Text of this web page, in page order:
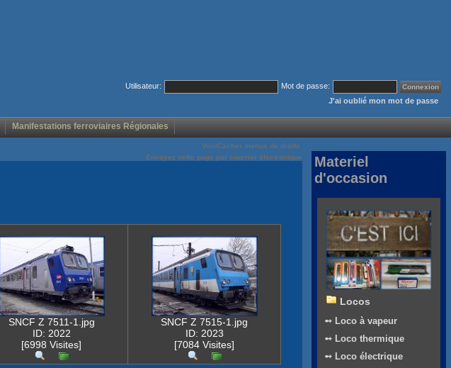
Utilisateur:
Mot de passe:
J'ai oublié mon mot de passe
Manifestations ferroviaires Régionales
Voir/Cacher menus de droite
Envoyez cette page par courrier électronique
SNCF Z 7511-1.jpg
ID: 2022
[6998 Visites]
SNCF Z 7515-1.jpg
ID: 2023
[7084 Visites]
Materiel
d'occasion
Locos
➻ Loco à vapeur
➻ Loco thermique
➻ Loco électrique